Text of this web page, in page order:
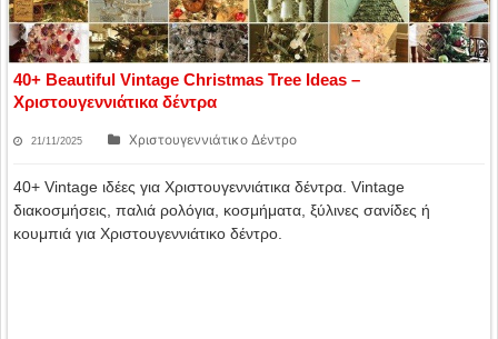
40+ Beautiful Vintage Christmas Tree Ideas –
Χριστουγεννιάτικα δέντρα
21/11/2025 Χριστουγεννιάτικο Δέντρο
40+ Vintage ιδέες για Χριστουγεννιάτικα δέντρα. Vintage
διακοσμήσεις, παλιά ρολόγια, κοσμήματα, ξύλινες σανίδες ή
κουμπιά για Χριστουγεννιάτικο δέντρο.